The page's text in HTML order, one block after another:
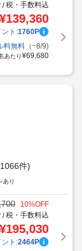
/税・手数料込
¥139,360
ント:1760P
料無料（~8/9)
あたり¥69,680
件)
あり
10%OFF
/税・手数料込
¥195,030
ント:2464P